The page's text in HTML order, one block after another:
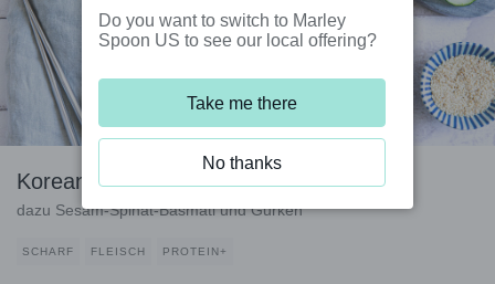
Koreanische Hackpfanne mit Gochujang
dazu Sesam-Spinat-Basmati und Gurken
SCHARF FLEISCH PROTEIN+
Do you want to switch to Marley
Spoon US to see our local offering?
Take me there
No thanks